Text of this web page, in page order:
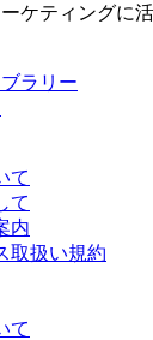
ケティングに
て
て
内
取扱い規約
て